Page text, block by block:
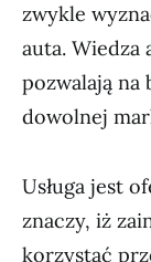
zwykle
auta. Wiedza
pozwalają na
dowolnej
Usługa jest
znaczy, iż
korzystać